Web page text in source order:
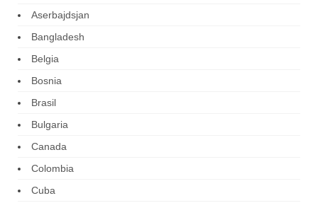
Aserbajdsjan
Bangladesh
Belgia
Bosnia
Brasil
Bulgaria
Canada
Colombia
Cuba